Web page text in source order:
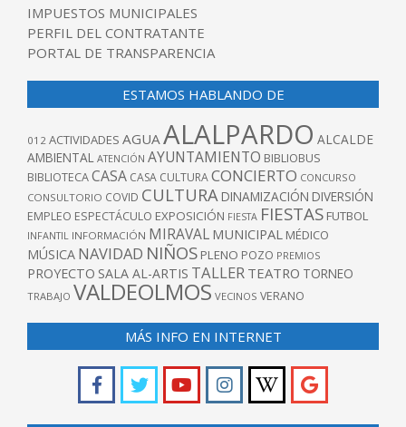
IMPUESTOS MUNICIPALES
PERFIL DEL CONTRATANTE
PORTAL DE TRANSPARENCIA
ESTAMOS HABLANDO DE
012 ACTIVIDADES AGUA ALALPARDO ALCALDE
AMBIENTAL ATENCIÓN AYUNTAMIENTO BIBLIOBUS
BIBLIOTECACASA CASA CULTURACONCIERTO CONCURSO
CONSULTORIO COVID CULTURA DINAMIZACIÓN DIVERSIÓN
EMPLEO ESPECTÁCULO EXPOSICIÓN FIESTA FIESTAS FUTBOL
INFANTIL INFORMACIÓN MIRAVAL MUNICIPAL MÉDICO
MÚSICA NAVIDAD NIÑOS PLENO POZO PREMIOS
PROYECTO SALA AL-ARTIS TALLER TEATRO TORNEO
TRABAJO VALDEOLMOS VECINOS VERANO
MÁS INFO EN INTERNET